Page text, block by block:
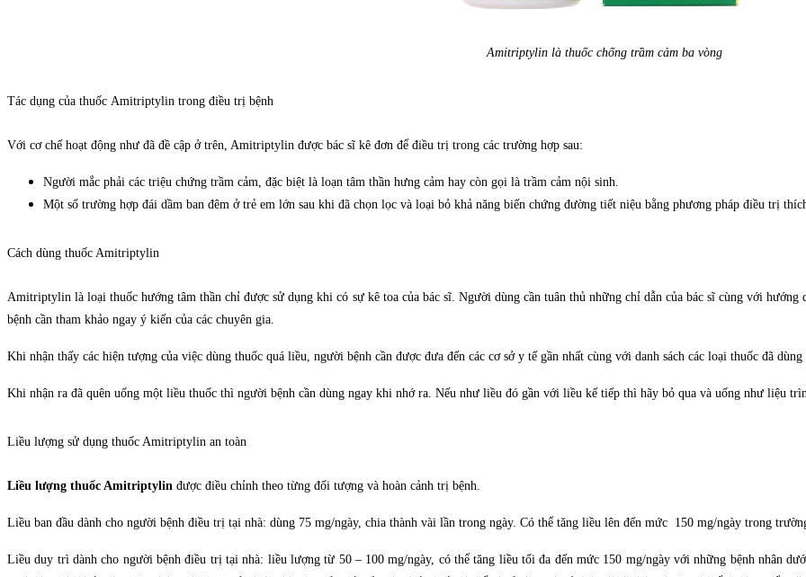
Amitriptylin là thuốc chống trầm cảm ba vòng
Tác dụng của thuốc Amitriptylin trong điều trị bệnh
Với cơ chế hoạt động như đã đề cập ở trên, Amitriptylin được bác sĩ kê đơn để điều trị trong các trường hợp sau:
Người mắc phải các triệu chứng trầm cảm, đặc biệt là loạn tâm thần hưng cảm hay còn gọi là trầm cảm nội sinh.
Một số trường hợp đái dầm ban đêm ở trẻ em lớn sau khi đã chọn lọc và loại bỏ khả năng biến chứng đường tiết niệu bằng phương pháp điều trị
Cách dùng thuốc Amitriptylin
Amitriptylin là loại thuốc hướng tâm thần chỉ được sử dụng khi có sự kê toa của bác sĩ. Người dùng cần tuân thủ những chỉ dẫn của bác sĩ cùng với
bệnh cần tham khảo ngay ý kiến của các chuyên gia.
Khi nhận thấy các hiện tượng của việc dùng thuốc quá liều, người bệnh cần được đưa đến các cơ sở y tế gần nhất cùng với danh sách các loại thuốc đã dùng
Khi nhận ra đã quên uống một liều thuốc thì người bệnh cần dùng ngay khi nhớ ra. Nếu như liều đó gần với liều kế tiếp thì hãy bỏ qua và uống như liệu
Liều lượng sử dụng thuốc Amitriptylin an toàn
Liều lượng thuốc Amitriptylin được điều chỉnh theo từng đối tượng và hoàn cảnh trị bệnh.
Liều ban đầu dành cho người bệnh điều trị tại nhà: dùng 75 mg/ngày, chia thành vài lần trong ngày. Có thể tăng liều lên đến mức 150 mg/ngày trong
Liều duy trì dành cho người bệnh điều trị tại nhà: liều lượng từ 50 – 100 mg/ngày, có thể tăng liều tối đa đến mức 150 mg/ngày với những bệnh nhân